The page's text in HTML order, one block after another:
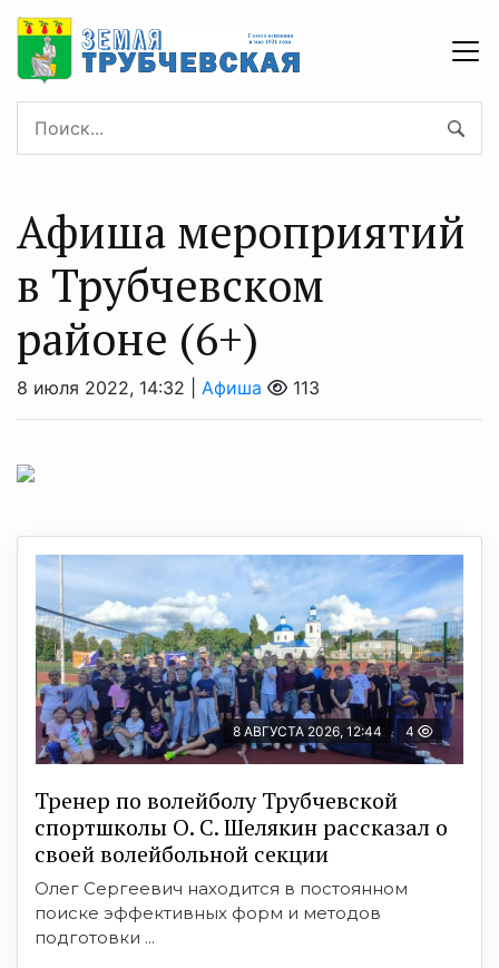
Афиша мероприятий
в Трубчевском
районе (6+)
8 июля 2022, 14:32 | Афиша 113
8 АВГУСТА 2026, 12:44 4
Тренер по волейболу Трубчевской
спортшколы О. С. Шелякин рассказал о
своей волейбольной секции
Олег Сергеевич находится в постоянном
поиске эффективных форм и методов
подготовки ...